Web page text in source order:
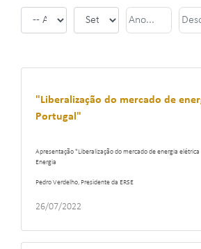
"Liberalização do mercado de
Portugal"
Apresentação "Liberalização do mercado de energia elétrica
Energia
Pedro Verdelho, Presidente da ERSE
26/07/2022